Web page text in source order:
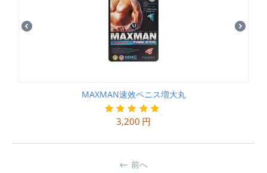
MAXMAN速效ペニス増大丸
3,200 円
前へ